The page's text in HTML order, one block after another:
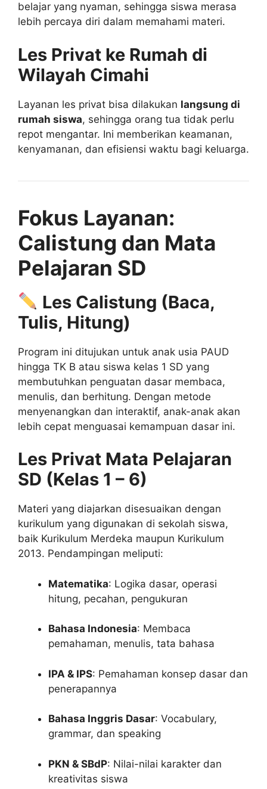
belajar yang nyaman, sehingga siswa merasa
lebih percaya diri dalam memahami materi.
Les Privat ke Rumah di
Wilayah Cimahi
Layanan les privat bisa dilakukan langsung di
rumah siswa, sehingga orang tua tidak perlu
repot mengantar. Ini memberikan keamanan,
kenyamanan, dan efisiensi waktu bagi keluarga.
Fokus Layanan:
Calistung dan Mata
Pelajaran SD
Les Calistung (Baca,
Tulis, Hitung)
Program ini ditujukan untuk anak usia PAUD
hingga TK B atau siswa kelas 1 SD yang
membutuhkan penguatan dasar membaca,
menulis, dan berhitung. Dengan metode
menyenangkan dan interaktif, anak-anak akan
lebih cepat menguasai kemampuan dasar ini.
Les Privat Mata Pelajaran
SD (Kelas 1 – 6)
Materi yang diajarkan disesuaikan dengan
kurikulum yang digunakan di sekolah siswa,
baik Kurikulum Merdeka maupun Kurikulum
2013. Pendampingan meliputi:
Matematika: Logika dasar, operasi
hitung, pecahan, pengukuran
Bahasa Indonesia: Membaca
pemahaman, menulis, tata bahasa
IPA & IPS: Pemahaman konsep dasar dan
penerapannya
Bahasa Inggris Dasar: Vocabulary,
grammar, dan speaking
PKN & SBdP: Nilai-nilai karakter dan
kreativitas siswa